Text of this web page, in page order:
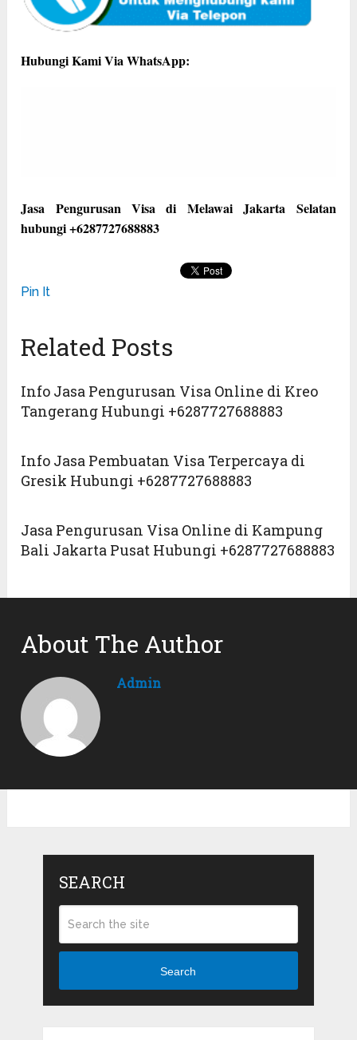
Hubungi Kami Via WhatsApp:
Jasa Pengurusan Visa di Melawai Jakarta Selatan
hubungi +6287727688883
Pin It
Related Posts
Info Jasa Pengurusan Visa Online di Kreo
Tangerang Hubungi +6287727688883
Info Jasa Pembuatan Visa Terpercaya di
Gresik Hubungi +6287727688883
Jasa Pengurusan Visa Online di Kampung
Bali Jakarta Pusat Hubungi +6287727688883
About The Author
Admin
SEARCH
Search